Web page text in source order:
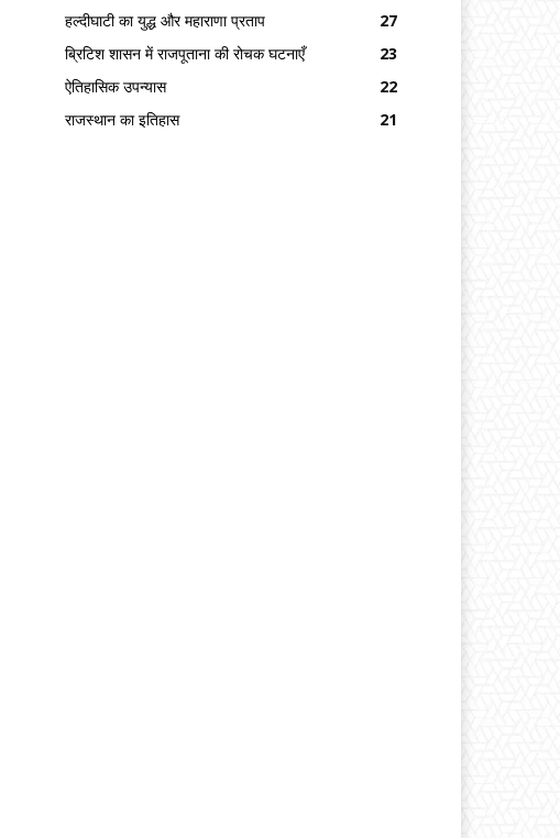
हल्दीघाटी का युद्ध और महाराणा प्रताप
27
ब्रिटिश शासन में राजपूताना की रोचक घटनाएँ
23
ऐतिहासिक उपन्यास
22
राजस्थान का इतिहास
21